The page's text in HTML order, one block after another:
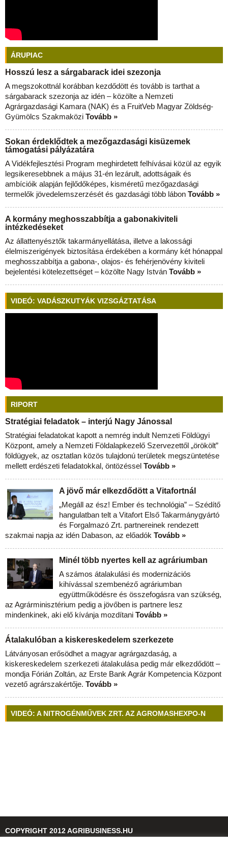
ÁRUPIAC
Hosszú lesz a sárgabarack idei szezonja
A megszokottnál korábban kezdődött és tovább is tarthat a
sárgabarack szezonja az idén – közölte a Nemzeti
Agrárgazdasági Kamara (NAK) és a FruitVeb Magyar Zöldség-
Gyümölcs Szakmaközi Tovább »
Sokan érdeklődtek a mezőgazdasági kisüzemek
támogatási pályázatára
A Vidékfejlesztési Program meghirdetett felhívásai közül az egyik
legsikeresebbnek a május 31-én lezárult, adottságaik és
ambícióik alapján fejlődőképes, kisméretű mezőgazdasági
termelők jövedelemszerzését és gazdasági több lábon Tovább »
A kormány meghosszabbítja a gabonakiviteli
intézkedéseket
Az állattenyésztők takarmányellátása, illetve a lakossági
élelmiszerigények biztosítása érdekében a kormány két hónappal
meghosszabbítja a gabona-, olajos- és fehérjenövény kiviteli
bejelentési kötelezettséget – közölte Nagy István Tovább »
VIDEÓ: VADÁSZKUTYÁK VIZSGÁZTATÁSA
RIPORT
Stratégiai feladatok – interjú Nagy Jánossal
Stratégiai feladatokat kapott a nemrég indult Nemzeti Földügyi
Központ, amely a Nemzeti Földalapkezelő Szervezettől „örökölt”
földügyek, az osztatlan közös tulajdonú területek megszüntetése
mellett erdészeti feladatokkal, öntözéssel Tovább »
A jövő már elkezdődött a Vitafortnál
„Megáll az ész! Ember és technológia” – Szédítő
hangulatban telt a Vitafort Első Takarmánygyártó
és Forgalmazó Zrt. partnereinek rendezett
szakmai napja az idén Dabason, az előadók Tovább »
Minél több nyertes kell az agráriumban
A számos átalakulási és modernizációs
kihívással szembenéző agráriumban
együttműködésre és összefogásra van szükség,
az Agrárminisztérium pedig a jövőben is partnere lesz
mindenkinek, aki elő kívánja mozdítani Tovább »
Átalakulóban a kiskereskedelem szerkezete
Látványosan erősödhet a magyar agrárgazdaság, a
kiskereskedelem szerkezeti átalakulása pedig már elkezdődött –
mondja Fórián Zoltán, az Erste Bank Agrár Kompetencia Központ
vezető agrárszakértője. Tovább »
VIDEÓ: A NITROGÉNMŰVEK ZRT. AZ AGROMASHEXPO-N
COPYRIGHT 2012 AGRIBUSINESS.HU